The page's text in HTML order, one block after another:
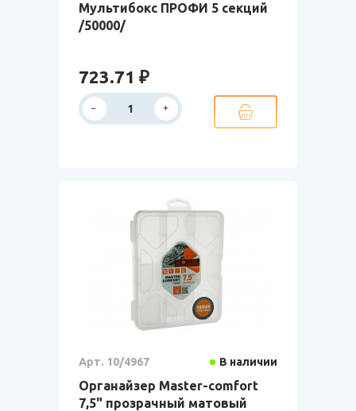
Мультибокс ПРОФИ 5 секций
/50000/
723.71 ₽
Арт. 10/4967 В наличии
Органайзер Master-comfort
7,5" прозрачный матовый